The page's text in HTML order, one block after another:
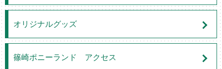
オリジナルグッズ
篠崎ポニーランド アクセス